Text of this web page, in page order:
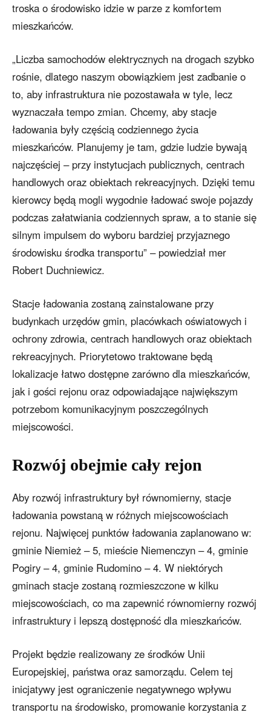
troska o środowisko idzie w parze z komfortem
mieszkańców.
„Liczba samochodów elektrycznych na drogach szybko
rośnie, dlatego naszym obowiązkiem jest zadbanie o
to, aby infrastruktura nie pozostawała w tyle, lecz
wyznaczała tempo zmian. Chcemy, aby stacje
ładowania były częścią codziennego życia
mieszkańców. Planujemy je tam, gdzie ludzie bywają
najczęściej – przy instytucjach publicznych, centrach
handlowych oraz obiektach rekreacyjnych. Dzięki temu
kierowcy będą mogli wygodnie ładować swoje pojazdy
podczas załatwiania codziennych spraw, a to stanie się
silnym impulsem do wyboru bardziej przyjaznego
środowisku środka transportu” – powiedział mer
Robert Duchniewicz.
Stacje ładowania zostaną zainstalowane przy
budynkach urzędów gmin, placówkach oświatowych i
ochrony zdrowia, centrach handlowych oraz obiektach
rekreacyjnych. Priorytetowo traktowane będą
lokalizacje łatwo dostępne zarówno dla mieszkańców,
jak i gości rejonu oraz odpowiadające największym
potrzebom komunikacyjnym poszczególnych
miejscowości.
Rozwój obejmie cały rejon
Aby rozwój infrastruktury był równomierny, stacje
ładowania powstaną w różnych miejscowościach
rejonu. Najwięcej punktów ładowania zaplanowano w:
gminie Niemież – 5, mieście Niemenczyn – 4, gminie
Pogiry – 4, gminie Rudomino – 4. W niektórych
gminach stacje zostaną rozmieszczone w kilku
miejscowościach, co ma zapewnić równomierny rozwój
infrastruktury i lepszą dostępność dla mieszkańców.
Projekt będzie realizowany ze środków Unii
Europejskiej, państwa oraz samorządu. Celem tej
inicjatywy jest ograniczenie negatywnego wpływu
transportu na środowisko, promowanie korzystania z